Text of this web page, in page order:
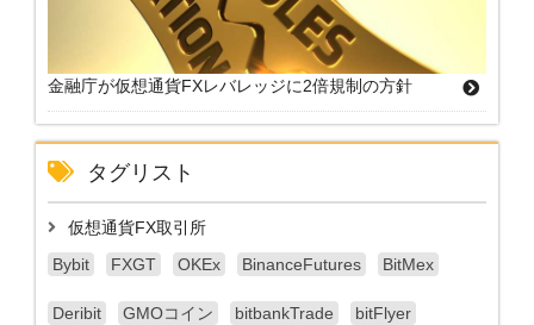
金融庁が仮想通貨FXレバレッジに2倍規制の方針
タグリスト
仮想通貨FX取引所
Bybit
FXGT OKEx BinanceFutures BitMex
Deribit GMOコイン bitbankTrade bitFlyer